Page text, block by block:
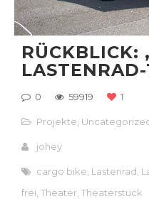
RÜCKBLICK:
0 59919 1
Projekte
johey
cargo bike Lastenrad
frei ,Theater ,Theaterstück